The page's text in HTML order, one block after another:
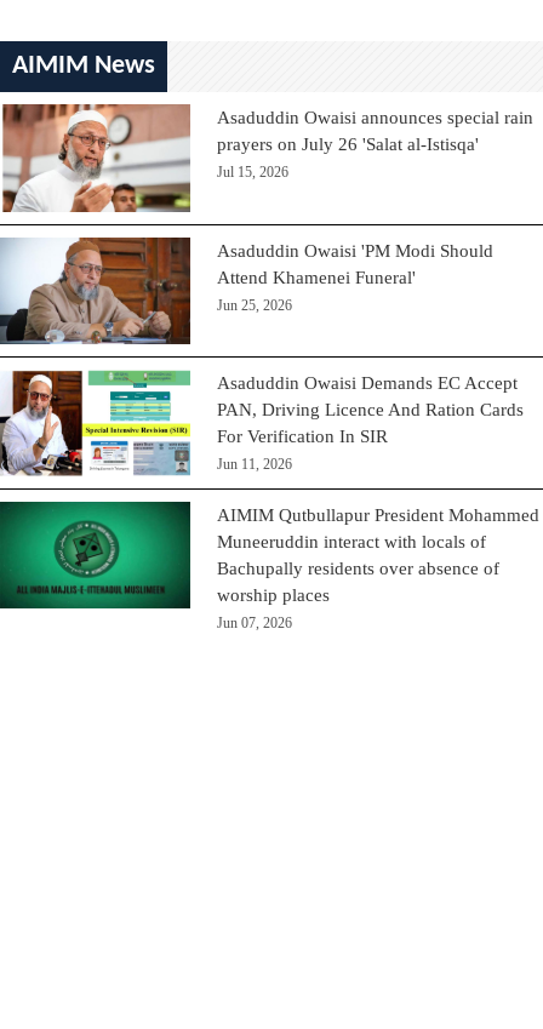
AIMIM News
Asaduddin Owaisi announces special rain
prayers on July 26 'Salat al-Istisqa'
Jul 15, 2026
Asaduddin Owaisi 'PM Modi Should
Attend Khamenei Funeral'
Jun 25, 2026
Asaduddin Owaisi Demands EC Accept
PAN, Driving Licence And Ration Cards
For Verification In SIR
Jun 11, 2026
AIMIM Qutbullapur President Mohammed
Muneeruddin interact with locals of
Bachupally residents over absence of
worship places
Jun 07, 2026